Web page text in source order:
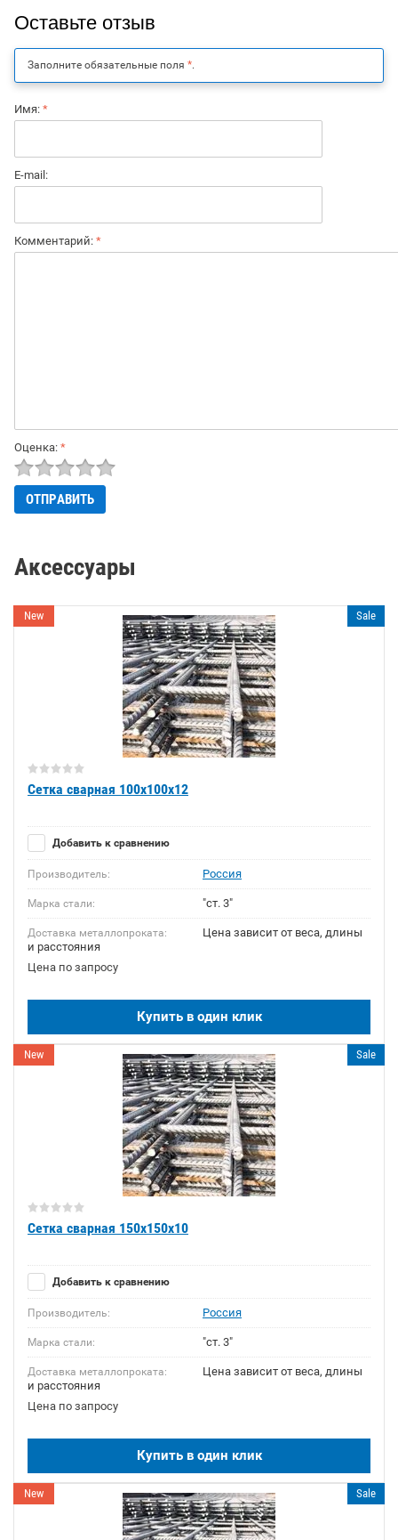
Оставьте отзыв
Заполните обязательные поля *.
Имя: *
E-mail:
Комментарий: *
Оценка: *
Аксессуары
New Sale
Сетка сварная 100х100х12
Добавить к сравнению
Производитель: Россия
Марка стали: "ст. 3"
Доставка металлопроката:
Цена зависит от веса, длины
и расстояния
Цена по запросу
Купить в один клик
New Sale
Сетка сварная 150х150х10
Добавить к сравнению
Производитель: Россия
Марка стали: "ст. 3"
Доставка металлопроката:
Цена зависит от веса, длины
и расстояния
Цена по запросу
Купить в один клик
New Sale